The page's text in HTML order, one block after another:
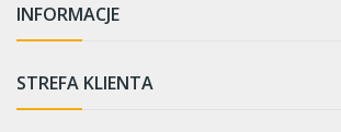
INFORMACJE
STREFA KLIENTA